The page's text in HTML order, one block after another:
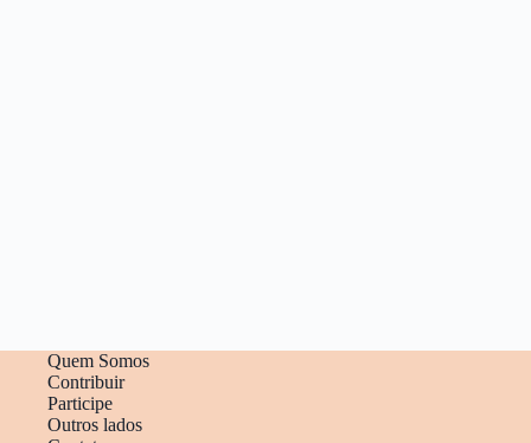
Quem Somos
Contribuir
Participe
Outros lados